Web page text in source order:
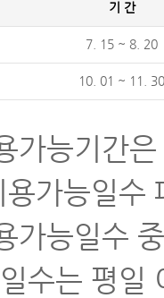
기 간
7. 15 ~ 8. 20
10. 01 ~ 11. 30
가능기간
가능일수
가능일수
수는 평일